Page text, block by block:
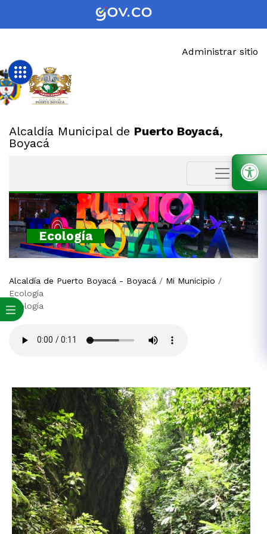
Administrar sitio
Alcaldía Municipal de Puerto Boyacá,
Boyacá
Ecología
Alcaldía de Puerto Boyacá - Boyacá / Mi Municipio /
Ecología
Ecología